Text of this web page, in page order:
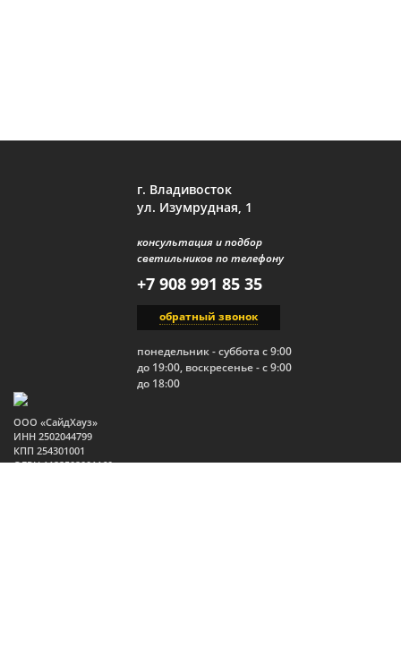
г. Владивосток
ул. Изумрудная, 1
консультация и подбор
светильников по телефону
+7 908 991 85 35
обратный звонок
понедельник - суббота с 9:00
до 19:00, воскресенье - с 9:00
до 18:00
ООО «СайдХауз»
ИНН 2502044799
КПП 254301001
ОГРН 1122502001160